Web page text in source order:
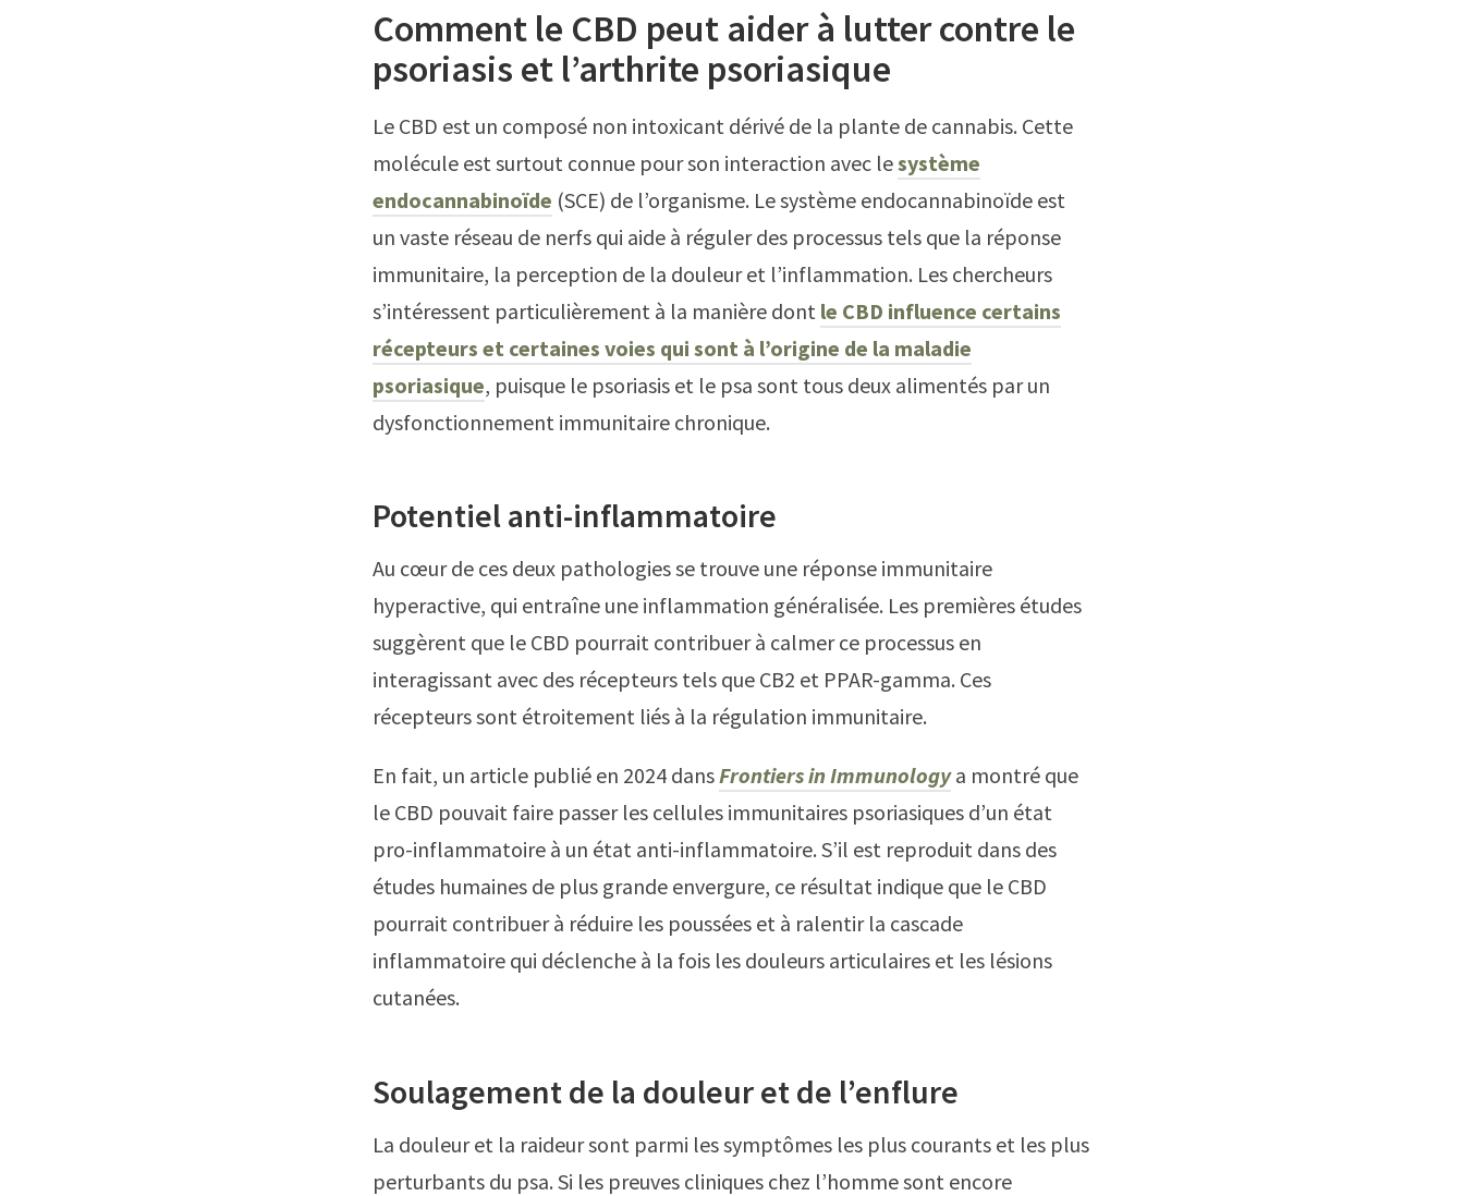
Comment le CBD peut aider à lutter contre le
psoriasis et l’arthrite psoriasique
Le CBD est un composé non intoxicant dérivé de la plante de cannabis. Cette
molécule est surtout connue pour son interaction avec lesystème
endocannabinoïde (SCE) de l’organisme. Le système endocannabinoïde est
un vaste réseau de nerfs qui aide à réguler des processus tels que la réponse
immunitaire, la perception de la douleur et l’inflammation. Les chercheurs
s’intéressent particulièrement à la manière dont le CBD influence certains
récepteurs et certaines voies qui sont à l’origine de la maladie
psoriasique, puisque le psoriasis et le psa sont tous deux alimentés par un
dysfonctionnement immunitaire chronique.
Potentiel anti-inflammatoire
Au cœur de ces deux pathologies se trouve une réponse immunitaire
hyperactive, qui entraîne une inflammation généralisée. Les premières études
suggèrent que le CBD pourrait contribuer à calmer ce processus en
interagissant avec des récepteurs tels que CB2 et PPAR-gamma. Ces
récepteurs sont étroitement liés à la régulation immunitaire.
En fait, un article publié en 2024 dansFrontiers in Immunologya montré que
le CBD pouvait faire passer les cellules immunitaires psoriasiques d’un état
pro-inflammatoire à un état anti-inflammatoire. S’il est reproduit dans des
études humaines de plus grande envergure, ce résultat indique que le CBD
pourrait contribuer à réduire les poussées et à ralentir la cascade
inflammatoire qui déclenche à la fois les douleurs articulaires et les lésions
cutanées.
Soulagement de la douleur et de l’enflure
La douleur et la raideur sont parmi les symptômes les plus courants et les plus
perturbants du psa. Si les preuves cliniques chez l’homme sont encore